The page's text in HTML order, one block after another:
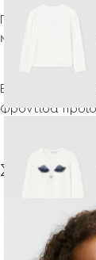
Περιγραφή
Μπλουζα
Επιπλέον
Φροντίδα
Σχετικά